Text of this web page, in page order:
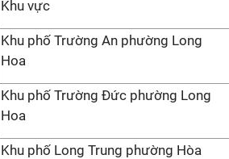
Khu vực
Khu phố Trường An phường Long
Hoa
Khu phố Trường Đức phường Long
Hoa
Khu phố Long Trung phường Hòa